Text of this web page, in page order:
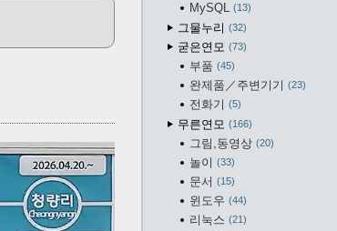
MySQL 13
그물누리 32
굳은연모 73
부품 45
완제품／주변기기 23
전화기 5
무른연모 166
그림,동영상 20
놀이 33
문서 15
윈도우 44
리눅스 21